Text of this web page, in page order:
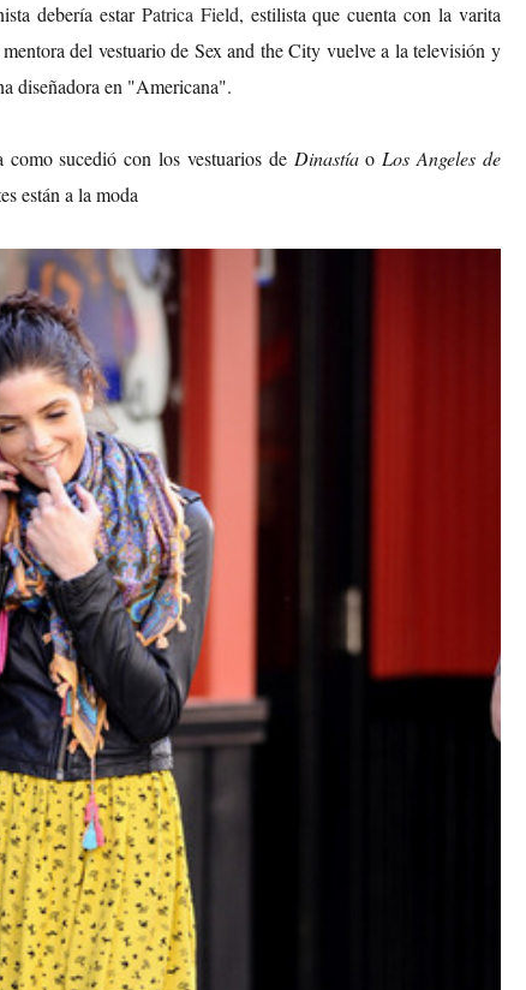
debería estar Patrica Field, estilista que cuenta con la varita
del vestuario de Sex and the City vuelve a la televisión y
diseñadora en "Americana".
sucedió con los vestuarios de DinastíaoLos Angeles de
están a la moda